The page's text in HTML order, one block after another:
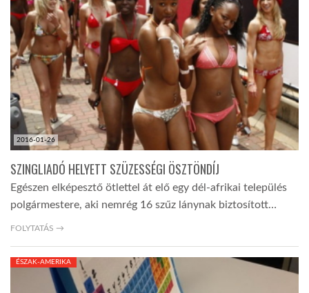
2016-01-26
SZINGLIADÓ HELYETT SZÜZESSÉGI ÖSZTÖNDÍJ
Egészen elképesztő ötlettel át elő egy dél-afrikai település
polgármestere, aki nemrég 16 szűz lánynak biztosított…
FOLYTATÁS →
ÉSZAK-AMERIKA